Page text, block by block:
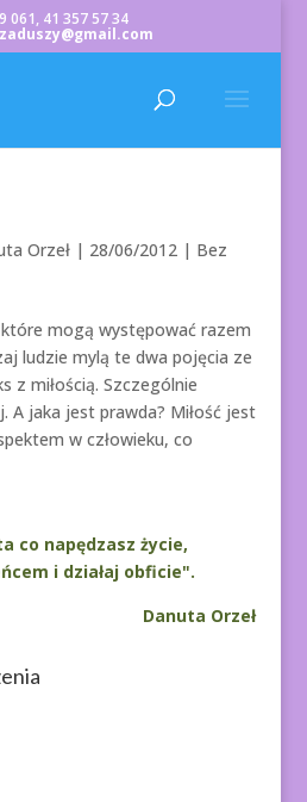
061, 41 357 57 34
Orzeł| 28/06/2012| Bez
mogą występować razem
ludzie mylą te dwa pojęcia ze
z miłością. Szczególnie
A jaka jest prawda? Miłość jest
w człowieku, co
co napędzasz życie,
i działaj obficie".
Danuta Orzeł